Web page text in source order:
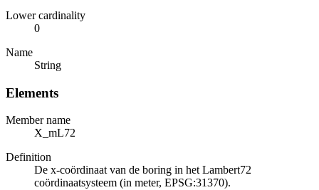
Lower cardinality
0
Name
String
Elements
Member name
X_mL72
Definition
De x-coördinaat van de boring in het Lambert72
coördinaatsysteem (in meter, EPSG:31370).